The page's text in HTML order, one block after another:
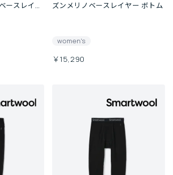
ースレイヤ
ズンメリノベースレイヤー ボトム
women's
￥15,290